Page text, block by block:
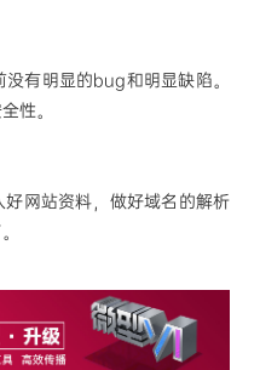
没有明显的bug和明显缺陷。
性。
网站资料，做好域名的解析